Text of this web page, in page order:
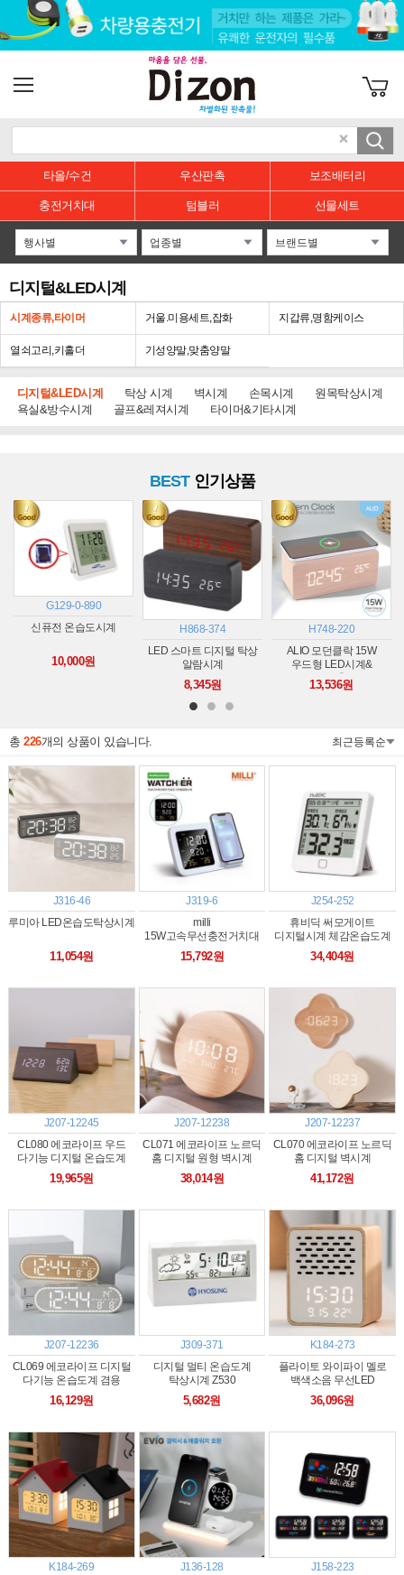
타올/수건 우산판촉 보조배터리
충전거치대 텀블러 선물세트
디지털&LED시계
시계종류,타이머 거울.미용세트,잡화 지갑류,명함케이스
열쇠고리,키홀더 기성양말,맞춤양말
디지털&LED시계 탁상 시계 벽시계 손목시계
원목탁상시계
욕실&방수시계
골프&레져시계 타이머&기타시계
BEST 인기상품
G129-0-890
신퓨전 온습도시계
10,000원
H868-374
LED 스마트 디지털 탁상
알람시계
8,345원
H748-220
ALIO 모던클락 15W
우드형 LED시계&
고속무선충전기
13,536원
총 226개의 상품이 있습니다.
J316-46
루미아 LED온습도탁상시계
11,054원
J319-6
milli
15W고속무선충전거치대
온습도
스마트디지털알람시계
15,792원
J254-252
휴비딕 써모게이트
디지털시계 체감온습도계
(HT-10 PRO)
34,404원
J207-12245
CL080 에코라이프 우드
다기능 디지털 온습도계
겸용 탁상시계
19,965원
J207-12238
CL071 에코라이프 노르딕
홈 디지털 원형 벽시계
38,014원
J207-12237
CL070 에코라이프 노르딕
홈 디지털 벽시계
41,172원
J207-12236
CL069 에코라이프 디지털
다기능 온습도계 겸용
탁상시계 벽시계
16,129원
J309-371
디지털 멀티 온습도계
탁상시계 Z530
5,682원
K184-273
플라이토 와이파이 멜로
백색소음 무선LED
탁상시계
36,096원
K184-269
J136-128
J158-223